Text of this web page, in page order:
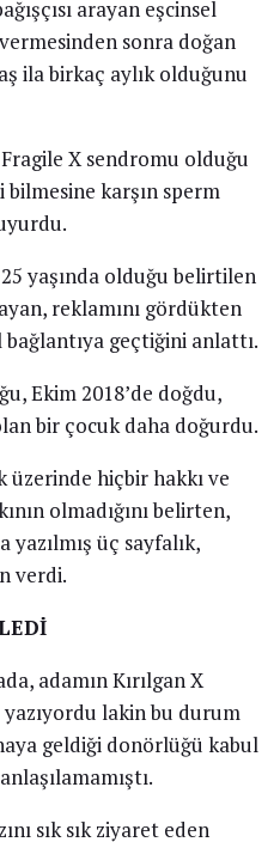
arayan eşcinsel
sonra doğan
ila birkaç aylık olduğunu
X sendromu olduğu
karşın sperm
yaşında olduğu belirtilen
reklamını gördükten
geçtiğini anlattı.
Ekim 2018’de doğdu,
bir çocuk daha doğurdu.
üzerinde hiçbir hakkı ve
olmadığını belirten,
yazılmış üç sayfalık,
verdi.
adamın Kırılgan X
lakin bu durum
geldiği donörlüğü kabul
sık sık ziyaret eden